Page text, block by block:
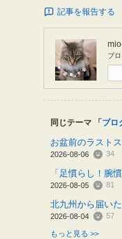
記事を報告する
ブ
同じテーマ 「 ブロ
お盆前のラスト
2026-08-06 34
「足慣らし！腕
2026-08-05 81
北九州から届い
2026-08-04 57
もっと見る >>